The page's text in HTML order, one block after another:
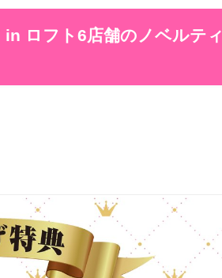
ロフト6店舗のノベルティ